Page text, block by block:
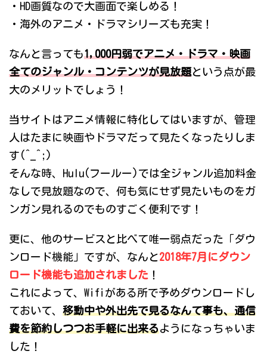
・HD画質なので大画面で楽しめる！
・海外のアニメ・ドラマシリーズも充実！
なんと言っても1,000円弱でアニメ・ドラマ・映画
全てのジャンル・コンテンツが見放題という点が最
大のメリットでしょう！
当サイトはアニメ情報に特化してはいますが、管理
人はたまに映画やドラマだって見たくなったりしま
す(^_^;)
そんな時、Hulu(フールー)では全ジャンル追加料金
なしで見放題なので、何も気にせず見たいものをガ
ンガン見れるのでものすごく便利です！
更に、他のサービスと比べて唯一弱点だった「ダウ
ンロード機能」ですが、なんと2018年7月にダウン
ロード機能も追加されました ！
これによって、Wifiがある所で予めダウンロードし
ておいて、 移動中や外出先で見るなんて事も、通信
費を節約しつつお手軽に出来るようになっちゃいま
した！